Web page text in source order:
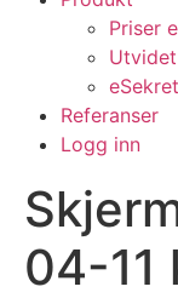
Priser
Referanser
Logg inn
04-11